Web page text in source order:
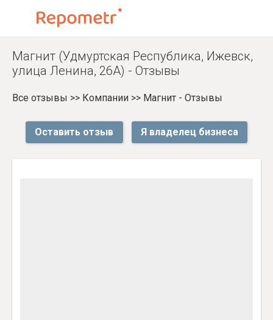
Магнит (Удмуртская Республика, Ижевск,
улица Ленина, 26А) - Отзывы
Все отзывы >> Компании >> Магнит - Отзывы
Оставить отзыв Я владелец бизнеса